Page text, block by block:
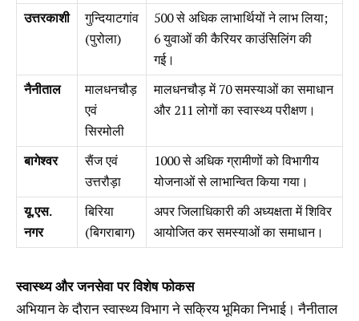
उत्तरकाशी
गुन्दियाटगांव
(पुरोला)
500 से अधिक लाभार्थियों ने लाभ लिया;
6 युवाओं की कैरियर काउंसिलिंग की
गई।
नैनीताल
मालधनचौड़
एवं
सिरमोली
मालधनचौड़ में 70 समस्याओं का समाधान
और 211 लोगों का स्वास्थ्य परीक्षण।
बागेश्वर
सैंज एवं
उत्तरौड़ा
1000 से अधिक ग्रामीणों को विभागीय
योजनाओं से लाभान्वित किया गया।
यू.एस.
नगर
बिरिया
(बिगराबाग)
अपर जिलाधिकारी की अध्यक्षता में शिविर
आयोजित कर समस्याओं का समाधान।
स्वास्थ्य और जनसेवा पर विशेष फोकस
अभियान के दौरान स्वास्थ्य विभाग ने सक्रिय भूमिका निभाई। नैनीताल